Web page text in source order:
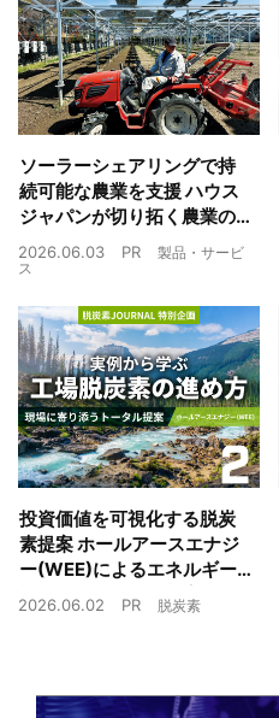
ソーラーシェアリングで持
続可能な農業を支援 ハウス
ジャパンが切り拓く農業の
未来
2026.06.03 PR
製品・サービ
ス
投資価値を可視化する脱炭
素提案 ホールアースエナジ
ー(WEE)によるエネルギー
戦略とは｜工場脱炭素の進
2026.06.02 PR 脱炭素